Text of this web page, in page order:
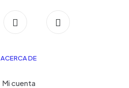
ACERCA DE
Mi cuenta